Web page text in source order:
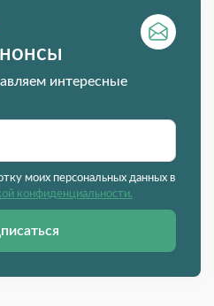
интересные
моих персональных данных в
конфиденциальности.